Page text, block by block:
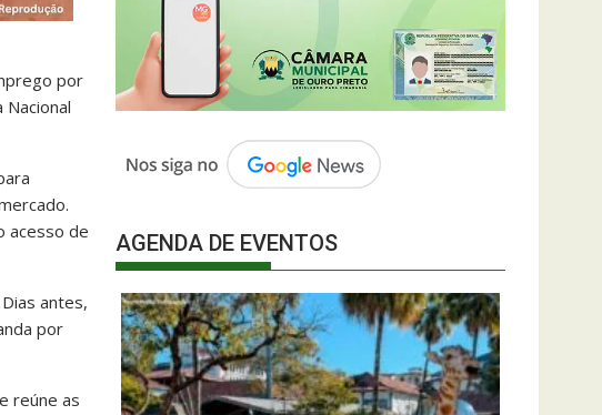
por
acesso de
antes,
por
reúne as
AGENDA DE EVENTOS